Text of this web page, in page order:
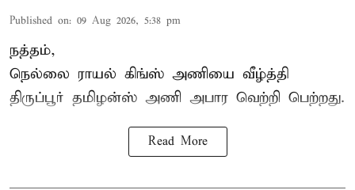
Published on: 09 Aug 2026, 5:38 pm
நத்தம்,
நெல்லை ராயல் கிங்ஸ் அணியை வீழ்த்தி
திருப்பூர் தமிழன்ஸ் அணி அபார வெற்றி பெற்றது.
Read More